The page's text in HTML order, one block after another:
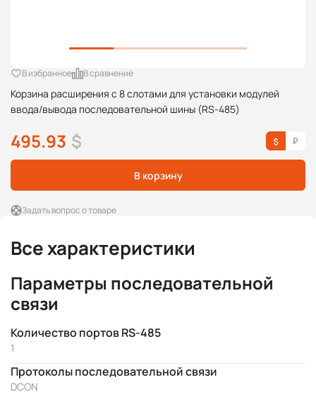
Корзина расширения с 8 слотами для установки модулей
ввода/вывода последовательной шины (RS-485)
В избранное В сравнение
495.93 $
В корзину
Задать вопрос о товаре
Все характеристики
Параметры последовательной
связи
Количество портов RS-485
1
Протоколы последовательной связи
DCON